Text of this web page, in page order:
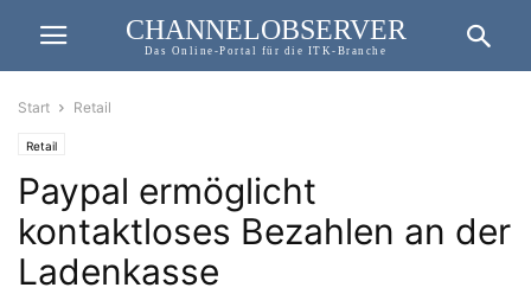
CHANNELOBSERVER
Das Online-Portal für die ITK-Branche
Start Retail
Retail
Paypal ermöglicht
kontaktloses Bezahlen an der
Ladenkasse